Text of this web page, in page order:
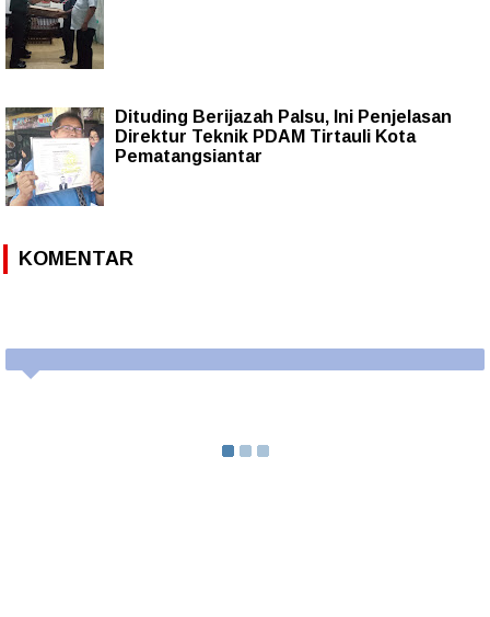
Dituding Berijazah Palsu, Ini Penjelasan
Direktur Teknik PDAM Tirtauli Kota
Pematangsiantar
KOMENTAR